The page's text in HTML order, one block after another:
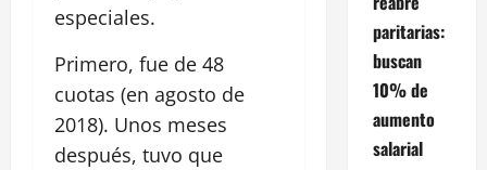
especiales.
Primero, fue de 48
cuotas (en agosto de
2018). Unos meses
después, tuvo que
paritarias:
buscan
10% de
aumento
salarial